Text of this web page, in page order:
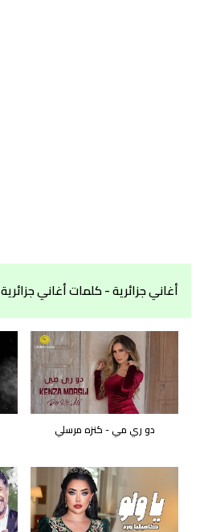
أغاني جزائرية - كلمات أغاني جزائرية
دو ري مي - كنزه مرسلي